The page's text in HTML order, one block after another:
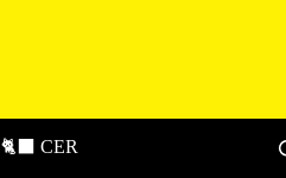
🐈‍⬛ CER